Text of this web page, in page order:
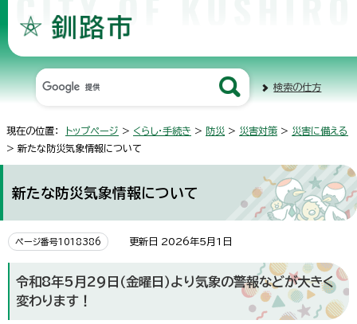
検索の仕方
現在の位置： トップページ > くらし・手続き > 防災 > 災害対策 > 災害に備える
> 新たな防災気象情報について
新たな防災気象情報について
ページ番号1018386 更新日 2026年5月1日
令和8年5月29日（金曜日）より気象の警報などが大きく
変わります！